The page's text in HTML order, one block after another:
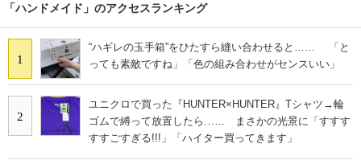
「ハンドメイド」のアクセスランキング
1
“ハギレの玉手箱”をひたすら縫い合わせると…… 「と
っても素敵ですね」「色の組み合わせがセンスいい」
2
ユニクロで買った『HUNTER×HUNTER』Tシャツ→輪
ゴムで縛って放置したら…… まさかの光景に「すすす
すすごすぎる!!!」「ハイター買ってきます」